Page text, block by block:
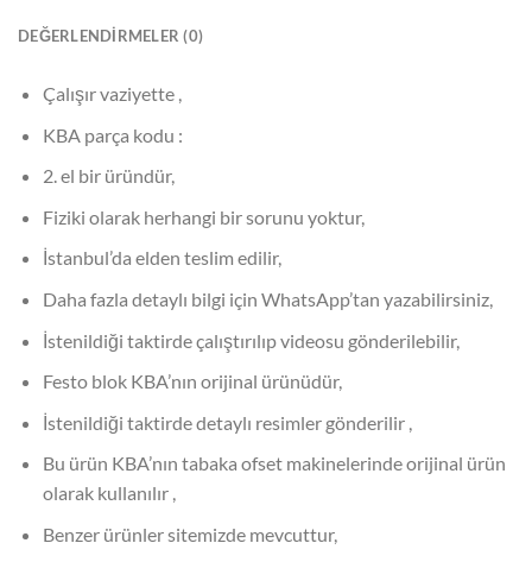
DEĞERLENDIRMELER (0)
Çalışır vaziyette ,
KBA parça kodu :
2. el bir üründür,
Fiziki olarak herhangi bir sorunu yoktur,
İstanbul’da elden teslim edilir,
Daha fazla detaylı bilgi için WhatsApp’tan yazabilirsiniz,
İstenildiği taktirde çalıştırılıp videosu gönderilebilir,
Festo blok KBA’nın orijinal ürünüdür,
İstenildiği taktirde detaylı resimler gönderilir ,
Bu ürün KBA’nın tabaka ofset makinelerinde orijinal ürün
olarak kullanılır ,
Benzer ürünler sitemizde mevcuttur,